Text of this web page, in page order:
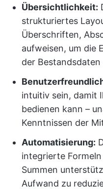
Übersichtlichkeit:
strukturiertes
Überschriften,
aufweisen, um die
der
intuitiv sein, damit
bedienen kann –
Kenntnissen der
Automatisierung:
integrierte
Summen
Aufwand zu